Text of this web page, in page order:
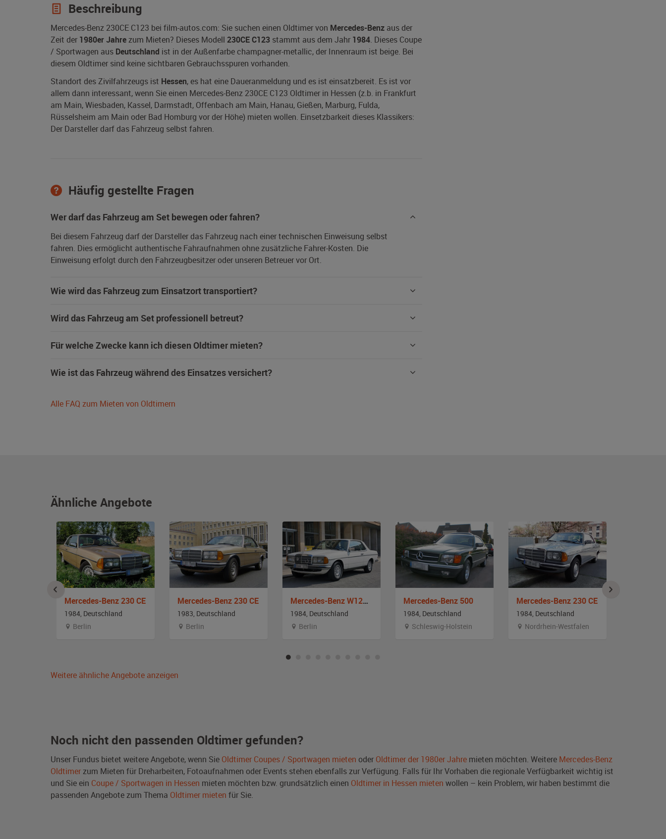
Beschreibung
Mercedes-Benz 230CE C123 bei film-autos.com: Sie suchen einen Oldtimer von Mercedes-Benz aus der
Zeit der 1980er Jahrezum Mieten? Dieses Modell 230CE C123 stammt aus dem Jahr 1984. Dieses Coupe
/ Sportwagen aus Deutschland ist in der Außenfarbe champagner-metallic, der Innenraum ist beige. Bei
diesem Oldtimer sind keine sichtbaren Gebrauchsspuren vorhanden.
Standort des Zivilfahrzeugs ist Hessen, es hat eine Daueranmeldung und es ist einsatzbereit. Es ist vor
allem dann interessant, wenn Sie einen Mercedes-Benz 230CE C123 Oldtimer in Hessen (z.b. in Frankfurt
am Main, Wiesbaden, Kassel, Darmstadt, Offenbach am Main, Hanau, Gießen, Marburg, Fulda,
Rüsselsheim am Main oder Bad Homburg vor der Höhe) mieten wollen. Einsetzbarkeit dieses Klassikers:
Der Darsteller darf das Fahrzeug selbst fahren.
Häufig gestellte Fragen
Wer darf das Fahrzeug am Set bewegen oder fahren?
Bei diesem Fahrzeug darf der Darsteller das Fahrzeug nach einer technischen Einweisung selbst
fahren. Dies ermöglicht authentische Fahraufnahmen ohne zusätzliche Fahrer-Kosten. Die
Einweisung erfolgt durch den Fahrzeugbesitzer oder unseren Betreuer vor Ort.
Wie wird das Fahrzeug zum Einsatzort transportiert?
Wird das Fahrzeug am Set professionell betreut?
Für welche Zwecke kann ich diesen Oldtimer mieten?
Wie ist das Fahrzeug während des Einsatzes versichert?
Alle FAQ zum Mieten von Oldtimern
Ähnliche Angebote
Mercedes-Benz 230 CE
1984, Deutschland
Berlin
Mercedes-Benz 230 CE
1983, Deutschland
Berlin
Mercedes-Benz W123 230 CE
1984, Deutschland
Berlin
Mercedes-Benz 500
1984, Deutschland
Schleswig-Holstein
Mercedes-Benz 230 CE
1984, Deutschland
Nordrhein-Westfalen
Weitere ähnliche Angebote anzeigen
Noch nicht den passenden Oldtimer gefunden?
Unser Fundus bietet weitere Angebote, wenn Sie Oldtimer Coupes / Sportwagen mieten oder Oldtimer der 1980er Jahre mieten möchten. Weitere Mercedes-Benz
Oldtimer zum Mieten für Dreharbeiten, Fotoaufnahmen oder Events stehen ebenfalls zur Verfügung. Falls für Ihr Vorhaben die regionale Verfügbarkeit wichtig ist
und Sie ein Coupe / Sportwagen in Hessen mieten möchten bzw. grundsätzlich einen Oldtimer in Hessen mieten wollen – kein Problem, wir haben bestimmt die
passenden Angebote zum Thema Oldtimer mieten für Sie.